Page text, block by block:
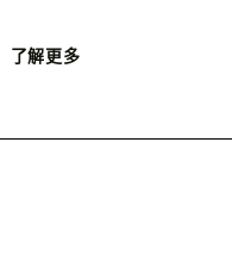
了解更多